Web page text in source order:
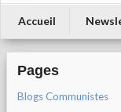
Accueil
Pages
Blogs Communistes